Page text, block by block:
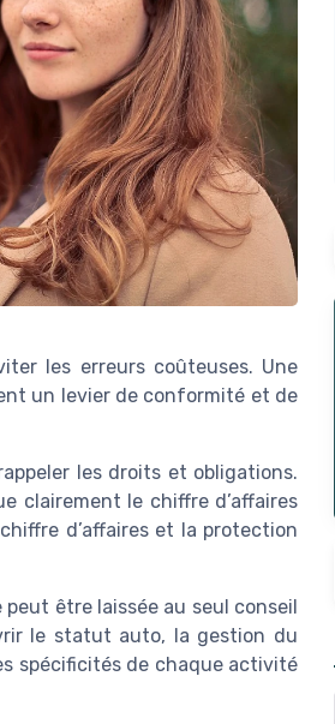
les erreurs coûteuses. Une
un levier de conformité et de
les droits et obligations.
clairement le chiffre d’affaires
d’affaires et la protection
être laissée au seul conseil
le statut auto, la gestion du
spécificités de chaque activité